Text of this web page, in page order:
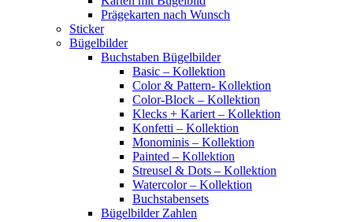
Prägekarten nach Wunsch
Sticker
Bügelbilder
Buchstaben Bügelbilder
Basic – Kollektion
Color & Pattern- Kollektion
Color-Block – Kollektion
Klecks + Kariert – Kollektion
Konfetti – Kollektion
Monominis – Kollektion
Painted – Kollektion
Streusel & Dots – Kollektion
Watercolor – Kollektion
Buchstabensets
Bügelbilder Zahlen